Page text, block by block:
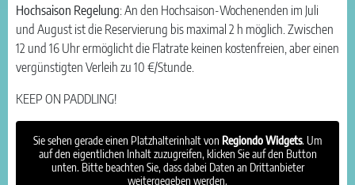
Hochsaison Regelung: An den Hochsaison-Wochenenden im Juli
und August ist die Reservierung bis maximal 2 h möglich. Zwischen
12 und 16 Uhr ermöglicht die Flatrate keinen kostenfreien, aber einen
vergünstigten Verleih zu 10 €/Stunde.
KEEP ON PADDLING!
Sie sehen gerade einen Platzhalterinhalt von Regiondo Widgets. Um
auf den eigentlichen Inhalt zuzugreifen, klicken Sie auf den Button
unten. Bitte beachten Sie, dass dabei Daten an Drittanbieter
weitergegeben werden.